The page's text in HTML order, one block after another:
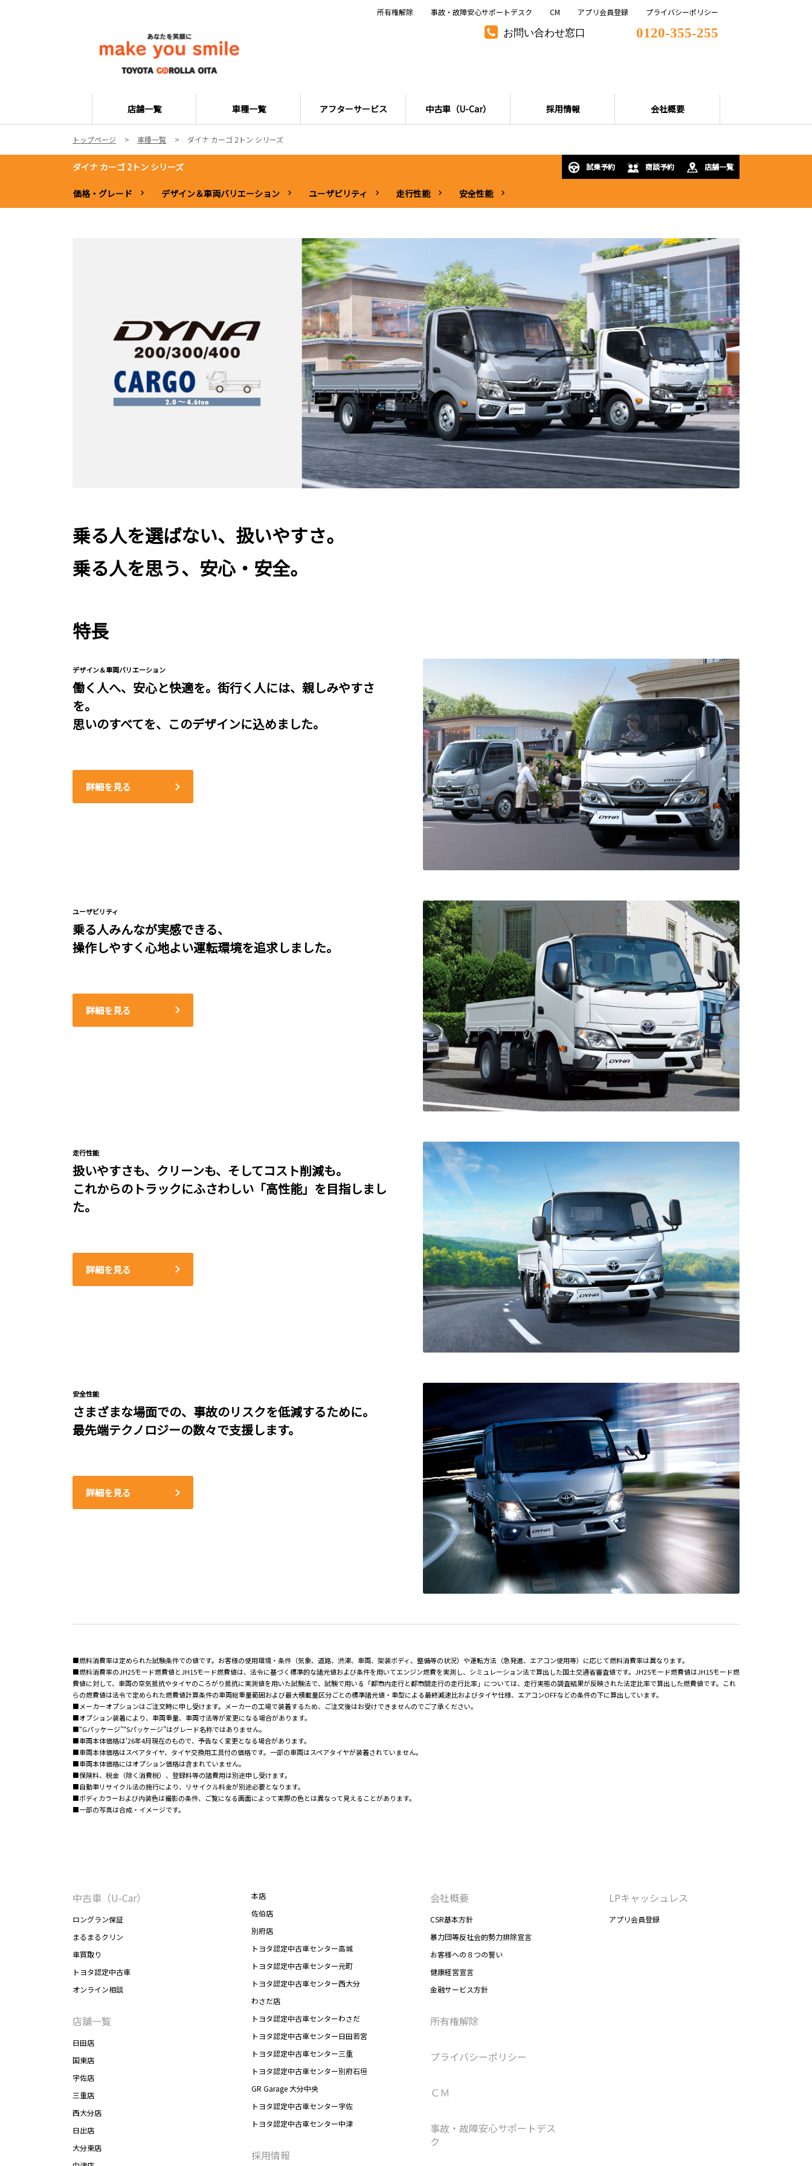
お問い合わせ窓口 0120-355-255
店舗一覧 車種一覧 アフターサービス 中古車（U-Car） 採用情報 会社概要
所有権解除 事故・故障安心サポートデスク CM アプリ会員登録 プライバシーポリシー
トップページ 車種一覧 ダイナ カーゴ 2トン シリーズ
ダイナ カーゴ 2トン シリーズ 試乗予約 商談予約 店舗一覧
価格・グレード デザイン＆車両バリエーション ユーザビリティ 走行性能 安全性能
乗る人を選ばない、扱いやすさ。
乗る人を思う、安心・安全。
特長
デザイン＆車両バリエーション
働く人へ、安心と快適を。街行く人には、親しみやすさ
を。
思いのすべてを、このデザインに込めました。
詳細を見る
ユーザビリティ
乗る人みんなが実感できる、
操作しやすく心地よい運転環境を追求しました。
詳細を見る
走行性能
扱いやすさも、クリーンも、そしてコスト削減も。
これからのトラックにふさわしい「高性能」を目指しまし
た。
詳細を見る
安全性能
さまざまな場面での、事故のリスクを低減するために。
最先端テクノロジーの数々で支援します。
詳細を見る
■燃料消費率は定められた試験条件での値です。お客様の使用環境・条件（気象、道路、渋滞、車両、架装ボディ、整備等の状況）や運転方法（急発進、エアコン使用等）に応じて燃料消費率は異なります。
■燃料消費率のJH25モード燃費値とJH15モード燃費値は、法令に基づく標準的な諸元値および条件を用いてエンジン燃費を実測し、シミュレーション法で算出した国土交通省審査値です。JH25モード燃費値はJH15モード燃
費値に対して、車両の空気抵抗やタイヤのころがり抵抗に実測値を用いた試験法で、試験で用いる「都市内走行と都市間走行の走行比率」については、走行実態の調査結果が反映された法定比率で算出した燃費値です。これ
らの燃費値は法令で定められた燃費値計算条件の車両総重量範囲および最大積載量区分ごとの標準諸元値・車型による最終減速比およびタイヤ仕様、エアコンOFFなどの条件の下に算出しています。
■メーカーオプションはご注文時に申し受けます。メーカーの工場で装着するため、ご注文後はお受けできませんのでご了承ください。
■オプション装着により、車両重量、車両寸法等が変更になる場合があります。
■“Gパッケージ”“Sパッケージ”はグレード名称ではありません。
■車両本体価格は'26年4月現在のもので、予告なく変更となる場合があります。
■車両本体価格はスペアタイヤ、タイヤ交換用工具付の価格です。一部の車両はスペアタイヤが装着されていません。
■車両本体価格にはオプション価格は含まれていません。
■保険料、税金（除く消費税）、登録料等の諸費用は別途申し受けます。
■自動車リサイクル法の施行により、リサイクル料金が別途必要となります。
■ボディカラーおよび内装色は撮影の条件、ご覧になる画面によって実際の色とは異なって見えることがあります。
■一部の写真は合成・イメージです。
中古車（U-Car）
ロングラン保証
まるまるクリン
車買取り
トヨタ認定中古車
オンライン相談
店舗一覧
日田店
国東店
宇佐店
三重店
西大分店
日出店
大分東店
本店
佐伯店
別府店
トヨタ認定中古車センター高城
トヨタ認定中古車センター元町
トヨタ認定中古車センター西大分
わさだ店
トヨタ認定中古車センターわさだ
トヨタ認定中古車センター日田若宮
トヨタ認定中古車センター三重
トヨタ認定中古車センター別府石垣
GR Garage 大分中央
トヨタ認定中古車センター宇佐
トヨタ認定中古車センター中津
採用情報
会社概要
CSR基本方針
暴力団等反社会的勢力排除宣言
お客様への８つの誓い
健康経営宣言
金融サービス方針
所有権解除
プライバシーポリシー
ＣＭ
事故・故障安心サポートデス
ク
LPキャッシュレス
アプリ会員登録